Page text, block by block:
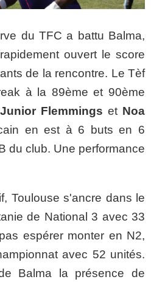
du TFC a battu Balma,
ouvert le score
de la rencontre. Le Tèf
à la 89ème et 90ème
Junior Flemmings et Noa
en est à 6 buts en 6
du club. Une performance
Toulouse s'ancre dans le
de National 3 avec 33
espérer monter en N2,
avec 52 unités.
Balma la présence de